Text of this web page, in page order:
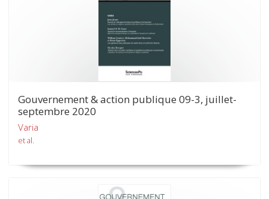
Gouvernement & action publique 09-3, juillet-
septembre 2020
Varia
et al.